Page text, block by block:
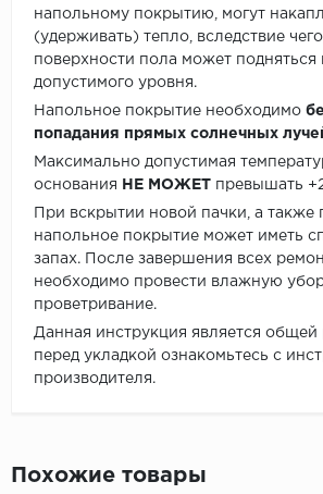
напольному покрытию, могут
(удерживать) тепло, вследствие
поверхности пола может
допустимого уровня.
Напольное покрытие необходимо
попадания прямых солнечных
Максимально допустимая
основания
НЕ МОЖЕТ превышать
При вскрытии новой пачки, а также
напольное покрытие может иметь
запах. После завершения всех
необходимо провести влажную
проветривание.
Данная инструкция является общей
перед укладкой ознакомьтесь с
производителя.
Похожие товары